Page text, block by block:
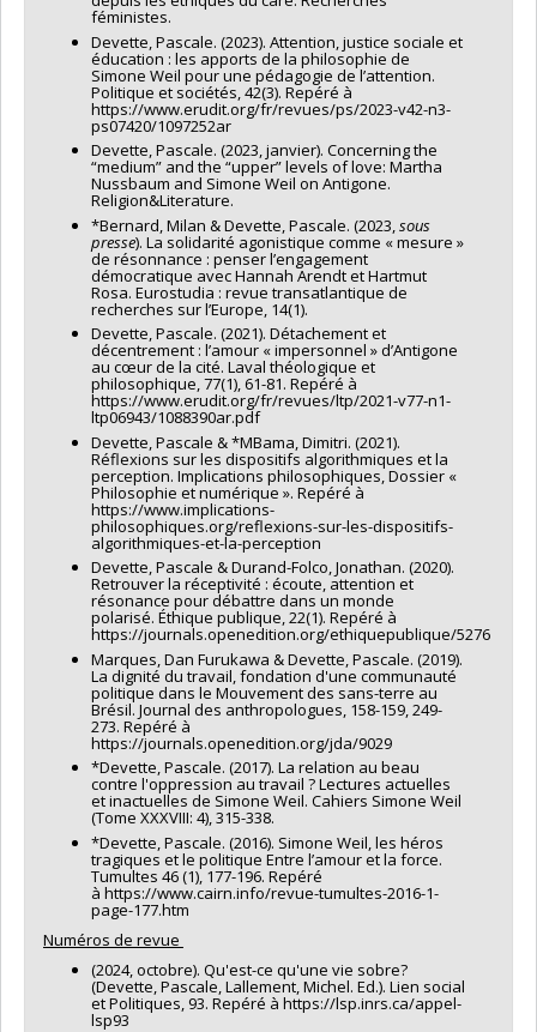
féministes.
Devette, Pascale. (2023). Attention, justice sociale et
éducation : les apports de la philosophie de
Simone Weil pour une pédagogie de l’attention.
Politique et sociétés, 42(3). Repéré à
https://www.erudit.org/fr/revues/ps/2023-v42-n3-
ps07420/1097252ar
Devette, Pascale. (2023, janvier). Concerning the
“medium” and the “upper” levels of love: Martha
Nussbaum and Simone Weil on Antigone.
Religion&Literature.
*Bernard, Milan & Devette, Pascale. (2023, sous
presse). La solidarité agonistique comme « mesure »
de résonnance : penser l’engagement
démocratique avec Hannah Arendt et Hartmut
Rosa. Eurostudia : revue transatlantique de
recherches sur l’Europe, 14(1).
Devette, Pascale. (2021). Détachement et
décentrement : l’amour « impersonnel » d’Antigone
au cœur de la cité. Laval théologique et
philosophique, 77(1), 61-81. Repéré à
https://www.erudit.org/fr/revues/ltp/2021-v77-n1-
ltp06943/1088390ar.pdf
Devette, Pascale & *MBama, Dimitri. (2021).
Réflexions sur les dispositifs algorithmiques et la
perception. Implications philosophiques, Dossier «
Philosophie et numérique ». Repéré à
https://www.implications-
philosophiques.org/reflexions-sur-les-dispositifs-
algorithmiques-et-la-perception
Devette, Pascale & Durand-Folco, Jonathan. (2020).
Retrouver la réceptivité : écoute, attention et
résonance pour débattre dans un monde
polarisé. Éthique publique, 22(1). Repéré à
https://journals.openedition.org/ethiquepublique/5276
Marques, Dan Furukawa & Devette, Pascale. (2019).
La dignité du travail, fondation d'une communauté
politique dans le Mouvement des sans-terre au
Brésil. Journal des anthropologues, 158-159, 249-
273. Repéré à
https://journals.openedition.org/jda/9029
*Devette, Pascale. (2017). La relation au beau
contre l'oppression au travail ? Lectures actuelles
et inactuelles de Simone Weil. Cahiers Simone Weil
(Tome XXXVIII: 4), 315-338.
*Devette, Pascale. (2016). Simone Weil, les héros
tragiques et le politique Entre l’amour et la force.
Tumultes 46 (1), 177-196. Repéré
à https://www.cairn.info/revue-tumultes-2016-1-
page-177.htm
Numéros de revue
(2024, octobre). Qu'est-ce qu'une vie sobre?
(Devette, Pascale, Lallement, Michel. Ed.). Lien social
et Politiques, 93. Repéré à https://lsp.inrs.ca/appel-
lsp93